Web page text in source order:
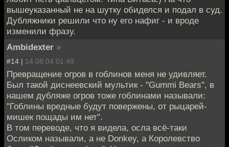
вышеуказанный не на шутку обиделся и подал в суд.
Дубляжники решили что ну его нафиг - и вроде
изменили фразу.
Ambidexter »
#14 | 14.08.04 01:49
Превращение огров в гоблинов меня не удивляет.
Был такой диснеевский мультик - "Gummi Bears", в
нашем дубляже огров тоже гоблинами называли:
"Гоблины вредные будут повержены, от рыцарей-
мишек пощады им нет".
В том переводе, что я видела, осла всё-таки
Осликом называли, а не Donkey, а Королевство